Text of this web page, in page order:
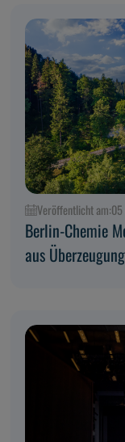
Veröffentlicht am:
Berlin-Chemie
aus Überzeugung